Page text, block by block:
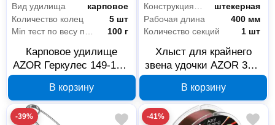
Вид удилища
карповое
Количество колец
5 шт
Min тест по весу приманки
100 г
Карповое удилище
AZOR Геркулес 149-146,
В корзину
штекерная
Рабочая длина
400 мм
Количество секций
1 шт
Хлыст для крайнего
звена удочки AZOR 338-
В корзину
-39% -41%